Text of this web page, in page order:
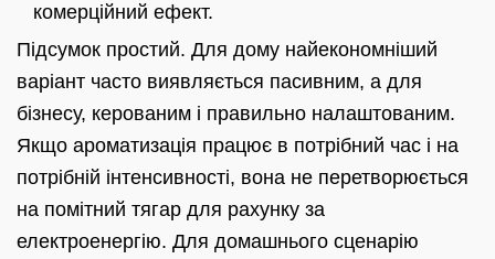
комерційний ефект.
Підсумок простий. Для дому найекономніший
варіант часто виявляється пасивним, а для
бізнесу, керованим і правильно налаштованим.
Якщо ароматизація працює в потрібний час і на
потрібній інтенсивності, вона не перетворюється
на помітний тягар для рахунку за
електроенергію. Для домашнього сценарію